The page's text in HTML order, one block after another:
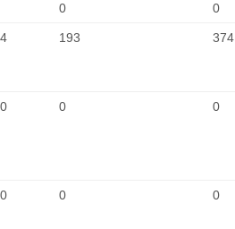
0 0
193 374
0 0
0 0